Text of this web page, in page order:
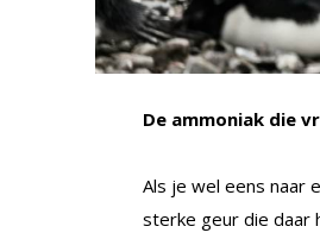
De ammoniak die
Als je wel eens naar
sterke geur die daar